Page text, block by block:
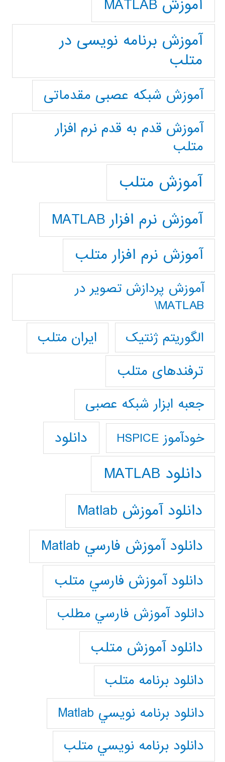
آموزش MATLAB
آموزش برنامه نویسی در
متلب
آموزش شبکه عصبی مقدماتی
آموزش قدم به قدم نرم افزار
متلب
آموزش متلب
آموزش نرم افزار MATLAB
آموزش نرم افزار متلب
آموزش پردازش تصوير در
MATLAB\
الگوریتم ژنتیک
ایران متلب
ترفندهای متلب
جعبه ابزار شبکه عصبی
خودآموز HSPICE دانلود
دانلود MATLAB
دانلود آموزش Matlab
دانلود آموزش فارسي Matlab
دانلود آموزش فارسي متلب
دانلود آموزش فارسي مطلب
دانلود آموزش متلب
دانلود برنامه متلب
دانلود برنامه نويسي Matlab
دانلود برنامه نويسي متلب